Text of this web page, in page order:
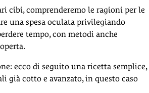
cibi, comprenderemo le ragioni per le
una spesa oculata privilegiando
tempo, con metodi anche
ecco di seguito una ricetta semplice,
già cotto e avanzato, in questo caso